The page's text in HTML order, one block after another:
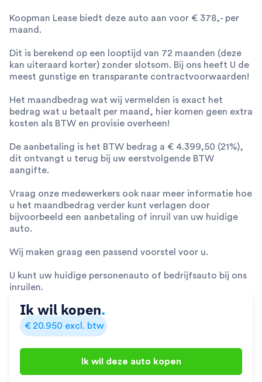
Ik wil kopen.
€ 20.950 excl. btw
Ik wil deze auto kopen
Koopman Lease biedt deze auto aan voor € 378,- per
maand.
Dit is berekend op een looptijd van 72 maanden (deze
kan uiteraard korter) zonder slotsom. Bij ons heeft U de
meest gunstige en transparante contractvoorwaarden!
Het maandbedrag wat wij vermelden is exact het
bedrag wat u betaalt per maand, hier komen geen extra
kosten als BTW en provisie overheen!
De aanbetaling is het BTW bedrag a € 4.399,50 (21%),
dit ontvangt u terug bij uw eerstvolgende BTW
aangifte.
Vraag onze medewerkers ook naar meer informatie hoe
u het maandbedrag verder kunt verlagen door
bijvoorbeeld een aanbetaling of inruil van uw huidige
auto.
Wij maken graag een passend voorstel voor u.
U kunt uw huidige personenauto of bedrijfsauto bij ons
inruilen.